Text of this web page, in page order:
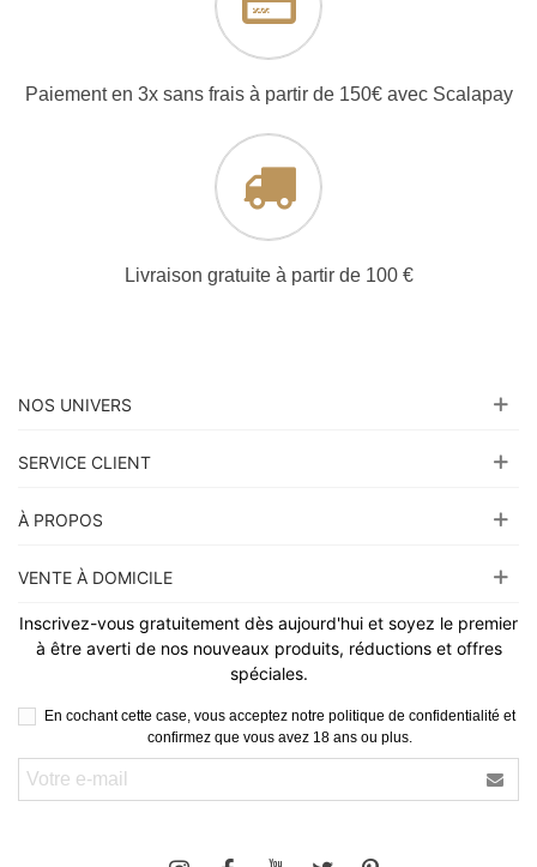
Paiement en 3x sans frais à partir de 150€ avec Scalapay
Livraison gratuite à partir de 100 €
NOS UNIVERS
SERVICE CLIENT
À PROPOS
VENTE À DOMICILE
Inscrivez-vous gratuitement dès aujourd'hui et soyez le premier
à être averti de nos nouveaux produits, réductions et offres
spéciales.
En cochant cette case, vous acceptez notre politique de confidentialité et
confirmez que vous avez 18 ans ou plus.